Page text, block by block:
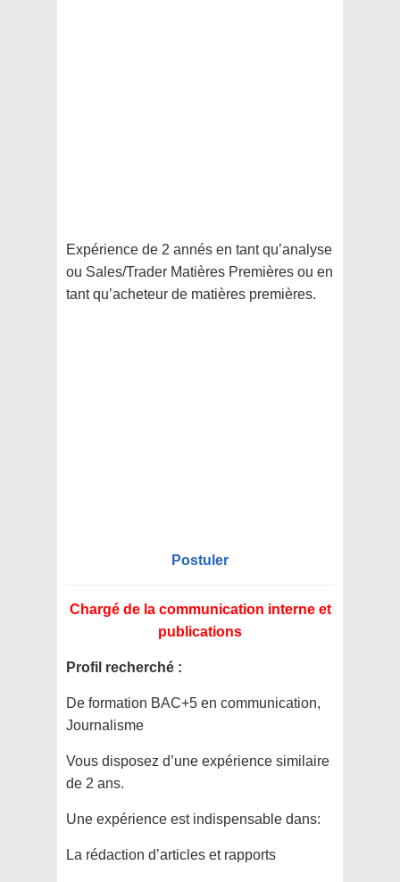
Expérience de 2 annés en tant qu’analyse
ou Sales/Trader Matières Premières ou en
tant qu’acheteur de matières premières.
Postuler
Chargé de la communication interne et
publications
Profil recherché :
De formation BAC+5 en communication,
Journalisme
Vous disposez d’une expérience similaire
de 2 ans.
Une expérience est indispensable dans:
La rédaction d’articles et rapports